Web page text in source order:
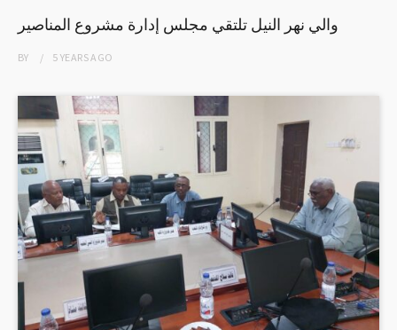
والي نهر النيل تلتقي مجلس إدارة مشروع المناصير
BY 5 YEARSAGO